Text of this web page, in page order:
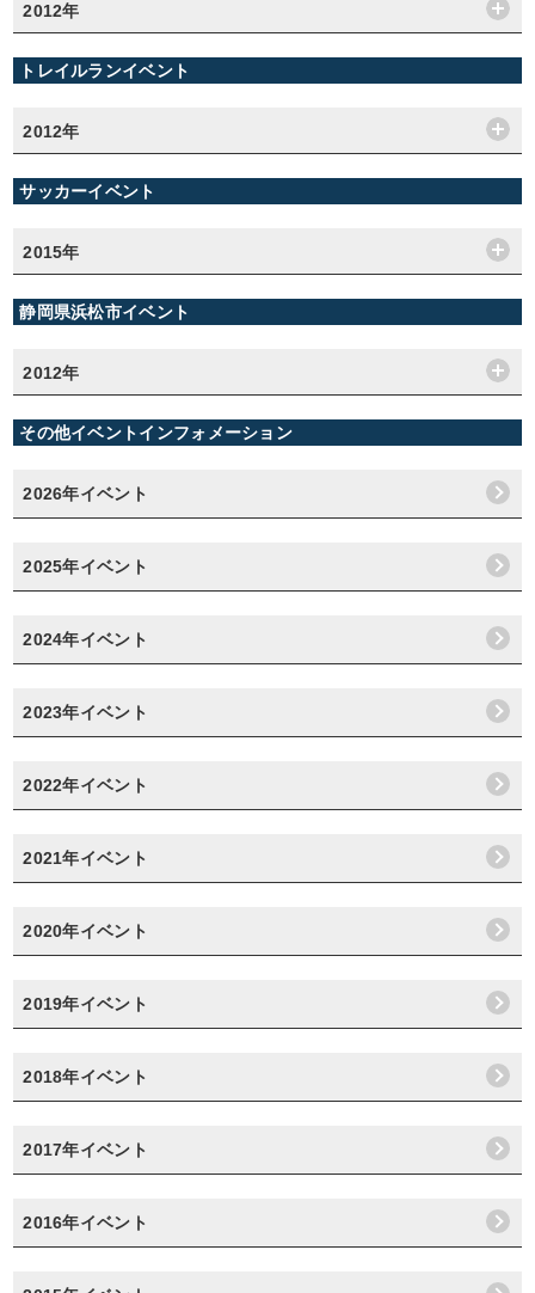
2012年
トレイルランイベント
2012年
サッカーイベント
2015年
静岡県浜松市イベント
2012年
その他イベントインフォメーション
2026年イベント
2025年イベント
2024年イベント
2023年イベント
2022年イベント
2021年イベント
2020年イベント
2019年イベント
2018年イベント
2017年イベント
2016年イベント